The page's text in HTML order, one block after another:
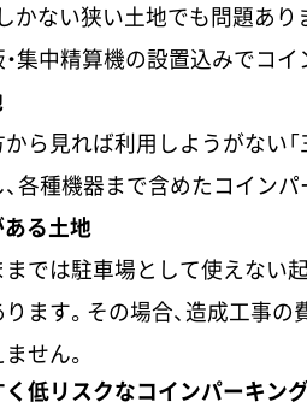
かない狭い土地でも問題あり
集中精算機の設置込みでコイ
ら見れば利用しようがない
各種機器まで含めたコインパ
る土地
では駐車場として使えない
ます。その場合、造成工事
せん。
く低リスクなコインパーキ